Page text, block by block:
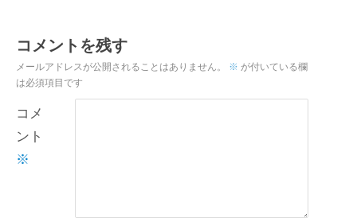
コメントを残す
メールアドレスが公開されることはありません。 ※ が付いている欄
は必須項目です
コメ
ント
※